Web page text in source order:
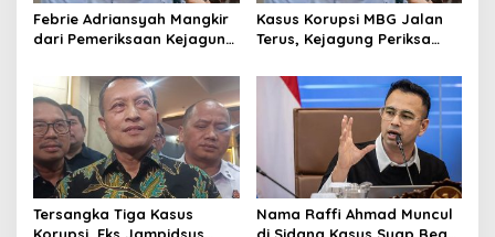
Febrie Adriansyah Mangkir
dari Pemeriksaan Kejagung
Kasus Korupsi MBG Jalan
Terus, Kejagung Periksa
Tersangka Tiga Kasus
Nama Raffi Ahmad Muncul